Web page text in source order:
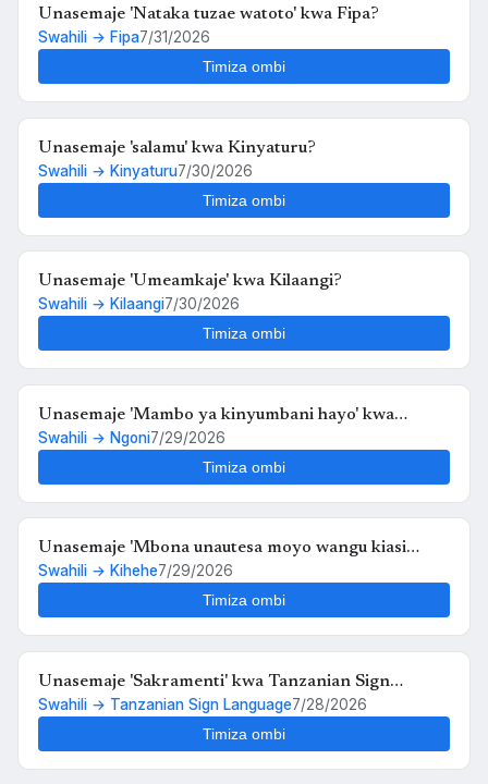
Unasemaje 'Nataka tuzae watoto' kwa Fipa?
Swahili → Fipa7/31/2026
Timiza ombi
Unasemaje 'salamu' kwa Kinyaturu?
Swahili → Kinyaturu7/30/2026
Timiza ombi
Unasemaje 'Umeamkaje' kwa Kilaangi?
Swahili → Kilaangi7/30/2026
Timiza ombi
Unasemaje 'Mambo ya kinyumbani hayo' kwa
Ngoni?
Swahili → Ngoni7/29/2026
Timiza ombi
Unasemaje 'Mbona unautesa moyo wangu kiasi
hiko,,au kosa langu ni upendo wangu kwako' kwa
Swahili → Kihehe7/29/2026
Timiza ombi
Unasemaje 'Sakramenti' kwa Tanzanian Sign
Language?
Swahili → Tanzanian Sign Language7/28/2026
Timiza ombi